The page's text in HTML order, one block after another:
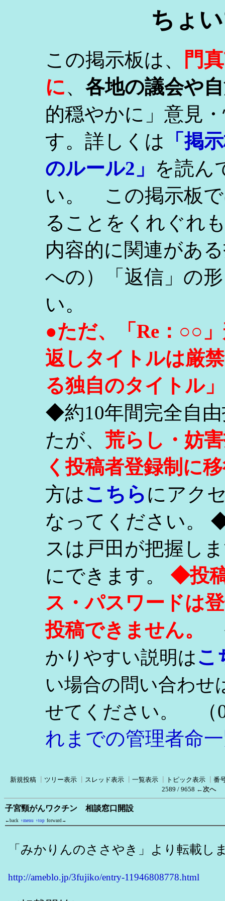
ちょ
この掲示板は、
門
に、 各地の議会や
的穏やかに」意見
す。詳しくは
「掲
のルール2」 を読ん
い。 この掲示板で
ることをくれぐれ
内容的に関連があ
への）「返信」の
い。
●ただ、「Re：○○
返しタイトルは厳
る独自のタイトル
◆約10年間完全自
たが、 荒らし・妨
く投稿者登録制に
方はこちらにアク
なってください。
スは戸田が把握し
にできます。 ◆投
ス・パスワードは
投稿できません。
かりやすい説明はこ
い場合の問い合わせ
せてください。
（
れまでの管理者命
新規投稿 ツリー表示 スレッド表示 一覧表示 トピック表示
番
2589 / 9658 ←次へ
子宮頸がんワクチン 相談窓口開設
←back ↑menu ↑top forward→
「みかりんのささやき」より転載し
http://ameblo.jp/3fujiko/entry-11946808778.html